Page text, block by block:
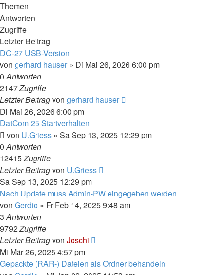
Themen
Antworten
Zugriffe
Letzter Beitrag
DC-27 USB-Version
von gerhard hauser » Di Mai 26, 2026 6:00 pm
0Antworten
2147Zugriffe
Letzter Beitragvon gerhard hauser
Di Mai 26, 2026 6:00 pm
DatCom 25 Startverhalten
von U.Griess » Sa Sep 13, 2025 12:29 pm
0Antworten
12415Zugriffe
Letzter Beitragvon U.Griess
Sa Sep 13, 2025 12:29 pm
Nach Update muss Admin-PW eingegeben werden
von Gerdio » Fr Feb 14, 2025 9:48 am
3Antworten
9792Zugriffe
Letzter Beitragvon Joschi
Mi Mär 26, 2025 4:57 pm
Gepackte (RAR-) Dateien als Ordner behandeln